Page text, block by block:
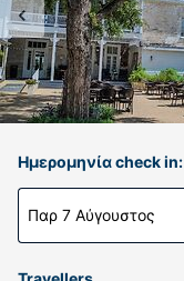
Ημερομηνία check in:
Παρ 7 Αύγουστος